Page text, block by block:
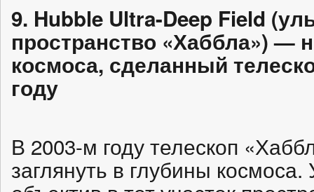
9. Hubble Ultra-Deep Field
пространство «Хаббла») —
космоса, сделанный
году
В 2003-м году телескоп
заглянуть в глубины